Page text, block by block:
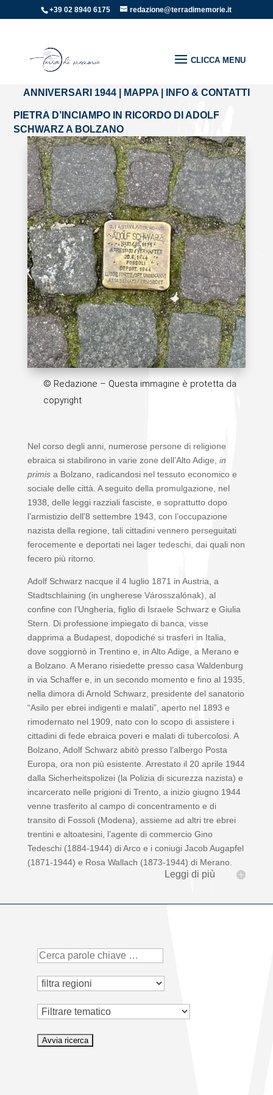
+39 02 8940 6175 redazione@terradimemorie.it
Home»Pietre di inciampo
PIETRA D’INCIAMPO IN
RICORDO DI ADOLF SCHWARZ A BOLZANO
ANNIVERSARI 1944 MAPPA INFO & CONTATTI
PIETRA D’INCIAMPO IN RICORDO DI ADOLF
SCHWARZ A BOLZANO
© Redazione – Questa immagine è protetta da
copyright
Nel corso degli anni, numerose persone di religione
ebraica si stabilirono in varie zone dell’Alto Adige, in
primisa Bolzano, radicandosi nel tessuto economico e
sociale delle città. A seguito della promulgazione, nel
1938, delle leggi razziali fasciste, e soprattutto dopo
l’armistizio dell’8 settembre 1943, con l’occupazione
nazista della regione, tali cittadini vennero perseguitati
ferocemente e deportati nei lager tedeschi, dai quali non
fecero più ritorno.
Adolf Schwarz nacque il 4 luglio 1871 in Austria, a
Stadtschlaining (in ungherese Városszalónak), al
confine con l’Ungheria, figlio di Israele Schwarz e Giulia
Stern. Di professione impiegato di banca, visse
dapprima a Budapest, dopodiché si trasferì in Italia,
dove soggiornò in Trentino e, in Alto Adige, a Merano e
a Bolzano. A Merano risiedette presso casa Waldenburg
in via Schaffer e, in un secondo momento e fino al 1935,
nella dimora di Arnold Schwarz, presidente del sanatorio
“Asilo per ebrei indigenti e malati”, aperto nel 1893 e
rimodernato nel 1909, nato con lo scopo di assistere i
cittadini di fede ebraica poveri e malati di tubercolosi. A
Bolzano, Adolf Schwarz abitò presso l’albergo Posta
Europa, ora non più esistente. Arrestato il 20 aprile 1944
dalla Sicherheitspolizei (la Polizia di sicurezza nazista) e
incarcerato nelle prigioni di Trento, a inizio giugno 1944
venne trasferito al campo di concentramento e di
transito di Fossoli (Modena), assieme ad altri tre ebrei
trentini e altoatesini, l’agente di commercio Gino
Tedeschi (1884-1944) di Arco e i coniugi Jacob Augapfel
(1871-1944) e Rosa Wallach (1873-1944) di Merano.
Leggi di più
Tematico